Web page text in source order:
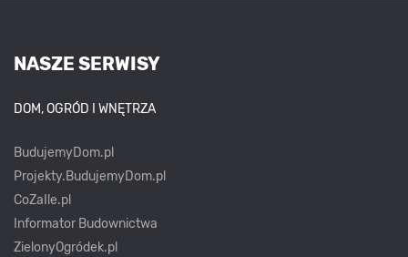
NASZE SERWISY
DOM, OGRÓD I WNĘTRZA
BudujemyDom.pl
Projekty.BudujemyDom.pl
CoZaIle.pl
Informator Budownictwa
ZielonyOgródek.pl